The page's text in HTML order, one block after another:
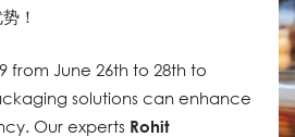
！
from June 26th to 28th to
solutions can enhance
Our experts Rohit